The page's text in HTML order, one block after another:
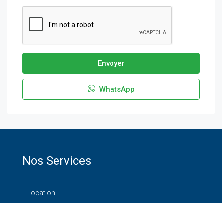
Envoyer
WhatsApp
Nos Services
Location